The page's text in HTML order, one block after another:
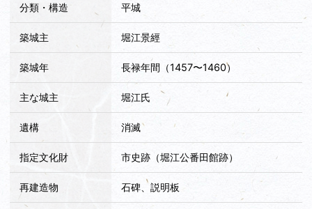
分類・構造 平城
築城主 堀江景經
築城年 長禄年間（1457〜1460）
主な城主 堀江氏
遺構 消滅
指定文化財 市史跡（堀江公番田館跡）
再建造物 石碑、説明板